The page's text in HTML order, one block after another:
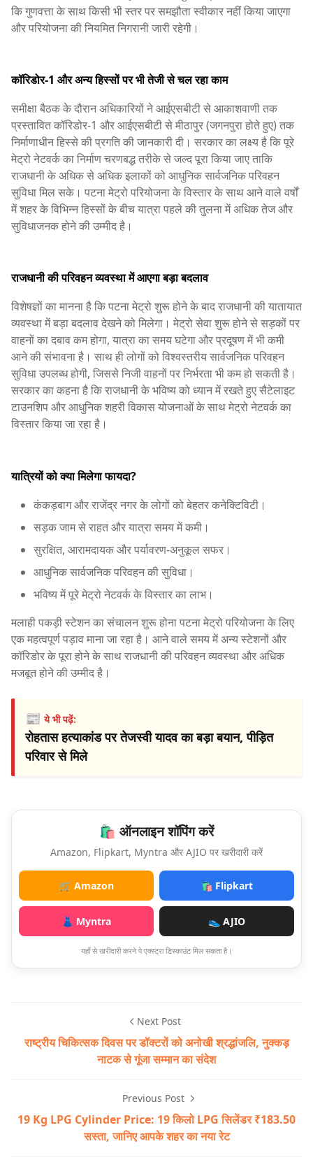
कि गुणवत्ता के साथ किसी भी स्तर पर समझौता स्वीकार नहीं किया जाएगा
और परियोजना की नियमित निगरानी जारी रहेगी।
कॉरिडोर-1 और अन्य हिस्सों पर भी तेजी से चल रहा काम
समीक्षा बैठक के दौरान अधिकारियों ने आईएसबीटी से आकाशवाणी तक
प्रस्तावित कॉरिडोर-1 और आईएसबीटी से मीठापुर (जगनपुरा होते हुए) तक
निर्माणाधीन हिस्से की प्रगति की जानकारी दी। सरकार का लक्ष्य है कि पूरे
मेट्रो नेटवर्क का निर्माण चरणबद्ध तरीके से जल्द पूरा किया जाए ताकि
राजधानी के अधिक से अधिक इलाकों को आधुनिक सार्वजनिक परिवहन
सुविधा मिल सके। पटना मेट्रो परियोजना के विस्तार के साथ आने वाले वर्षों
में शहर के विभिन्न हिस्सों के बीच यात्रा पहले की तुलना में अधिक तेज और
सुविधाजनक होने की उम्मीद है।
राजधानी की परिवहन व्यवस्था में आएगा बड़ा बदलाव
विशेषज्ञों का मानना है कि पटना मेट्रो शुरू होने के बाद राजधानी की यातायात
व्यवस्था में बड़ा बदलाव देखने को मिलेगा। मेट्रो सेवा शुरू होने से सड़कों पर
वाहनों का दबाव कम होगा, यात्रा का समय घटेगा और प्रदूषण में भी कमी
आने की संभावना है। साथ ही लोगों को विश्वस्तरीय सार्वजनिक परिवहन
सुविधा उपलब्ध होगी, जिससे निजी वाहनों पर निर्भरता भी कम हो सकती है।
सरकार का कहना है कि राजधानी के भविष्य को ध्यान में रखते हुए सैटेलाइट
टाउनशिप और आधुनिक शहरी विकास योजनाओं के साथ मेट्रो नेटवर्क का
विस्तार किया जा रहा है।
यात्रियों को क्या मिलेगा फायदा?
कंकड़बाग और राजेंद्र नगर के लोगों को बेहतर कनेक्टिविटी।
सड़क जाम से राहत और यात्रा समय में कमी।
सुरक्षित, आरामदायक और पर्यावरण-अनुकूल सफर।
आधुनिक सार्वजनिक परिवहन की सुविधा।
भविष्य में पूरे मेट्रो नेटवर्क के विस्तार का लाभ।
मलाही पकड़ी स्टेशन का संचालन शुरू होना पटना मेट्रो परियोजना के लिए
एक महत्वपूर्ण पड़ाव माना जा रहा है। आने वाले समय में अन्य स्टेशनों और
कॉरिडोर के पूरा होने के साथ राजधानी की परिवहन व्यवस्था और अधिक
मजबूत होने की उम्मीद है।
📰ये भी पढ़ें:
रोहतास हत्याकांड पर तेजस्वी यादव का बड़ा बयान, पीड़ित
परिवार से मिले
🛍️ ऑनलाइन शॉपिंग करें
Amazon, Flipkart, Myntra और AJIO पर खरीदारी करें
🛒 Amazon 🛍️ Flipkart
👗 Myntra 👟 AJIO
यहाँ से खरीदारी करने पे एक्स्ट्रा डिस्काउंट मिल सकता है।
Next Post
राष्ट्रीय चिकित्सक दिवस पर डॉक्टरों को अनोखी श्रद्धांजलि, नुक्कड़
नाटक से गूंजा सम्मान का संदेश
Previous Post
19 Kg LPG Cylinder Price: 19 किलो LPG सिलेंडर ₹183.50
सस्ता, जानिए आपके शहर का नया रेट